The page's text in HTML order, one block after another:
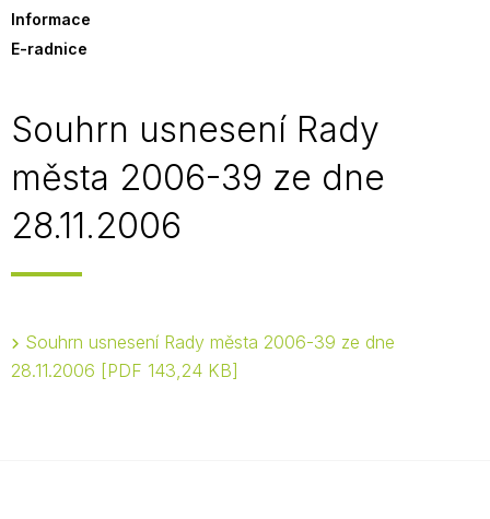
Informace
E-radnice
Souhrn usnesení Rady
města 2006-39 ze dne
28.11.2006
Souhrn usnesení Rady města 2006-39 ze dne
28.11.2006
PDF 143,24 KB